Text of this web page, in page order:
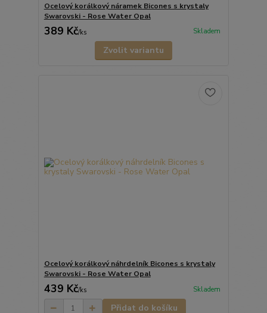
Ocelový korálkový náramek Bicones s krystaly
Swarovski - Rose Water Opal
389 Kč/ks Skladem
Zvolit variantu
Ocelový korálkový náhrdelník Bicones s krystaly
Swarovski - Rose Water Opal
439 Kč/ks Skladem
Přidat do košíku